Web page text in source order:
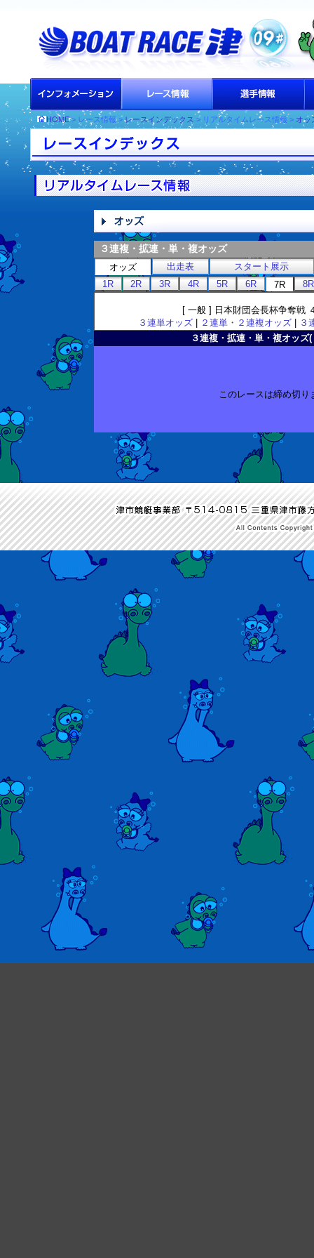
HOME> レース情報 >レースインデックス > リアルタイムレース情報 > オッ
３連複・拡連・単・複オッズ
オッズ 出走表
スタート展示
1R
2R 3R 4R 5R 6R 7R 8R
[ 一般 ] 日本財団会長杯争奪戦
３連単オッズ| ２連単・２連複オッズ|
３
３連複・拡連・単・複オッズ
このレースは締め切り